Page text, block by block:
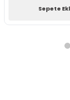
Sepete